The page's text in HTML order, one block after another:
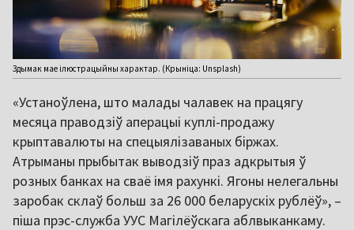
Здымак мае ілюстрацыйны характар. (Крыніца: Unsplash)
«Устаноўлена, што малады чалавек на працягу
месяца праводзіў аперацыі куплі-продажу
крыптавалюты на спецыялізаваных біржах.
Атрыманы прыбытак выводзіў праз адкрытыя ў
розных банках на сваё імя рахункі. Ягоны нелегальны
заробак склаў больш за 26 000 беларускіх рублёў», –
піша прэс-служба УУС Магілёўскага аблвыканкаму.